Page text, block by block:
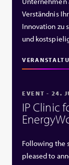
Verständnis
Innovation zu
und
EVENT - 24.
IP Clinic
Following the
pleased to